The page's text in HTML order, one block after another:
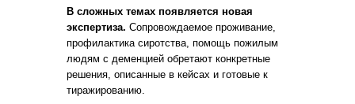
В сложных темах появляется новая
экспертиза. Сопровождаемое проживание,
профилактика сиротства, помощь пожилым
людям с деменцией обретают конкретные
решения, описанные в кейсах и готовые к
тиражированию.